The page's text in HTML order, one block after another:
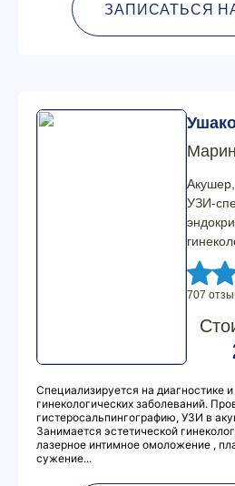
ЗАПИСАТЬСЯ
УЗИ-
707
Специализируется на диагностике
гинекологических заболеваний.
гистеросальпингографию, УЗИ в
Занимается эстетической
лазерное интимное омоложение ,
сужение...